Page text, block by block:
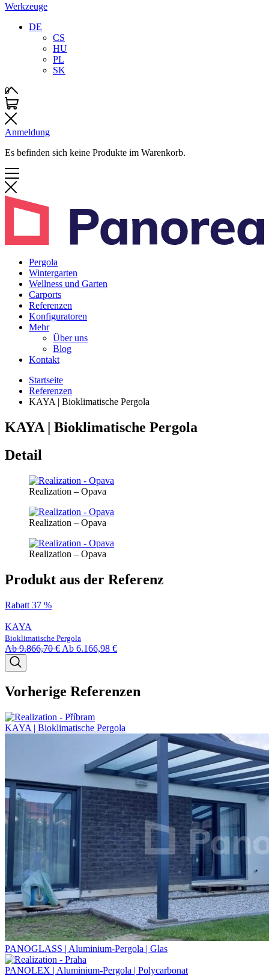
Werkzeuge
DE
CS
HU
PL
SK
0
Anmeldung
Es befinden sich keine Produkte im Warenkorb.
Pergola
Wintergarten
Wellness und Garten
Carports
Referenzen
Konfiguratoren
Mehr
Über uns
Blog
Kontakt
Startseite
Referenzen
KAYA | Bioklimatische Pergola
KAYA | Bioklimatische Pergola
Detail
Realization – Opava
Realization – Opava
Realization – Opava
Produkt aus der Referenz
Rabatt 37 %
KAYA
Bioklimatische Pergola
Ab9.866,70€ Ab 6.166,98 €
Vorherige Referenzen
KAYA | Bioklimatische Pergola
PANOGLASS | Aluminium-Pergola | Glas
PANOLEX | Aluminium-Pergola | Polycarbonat